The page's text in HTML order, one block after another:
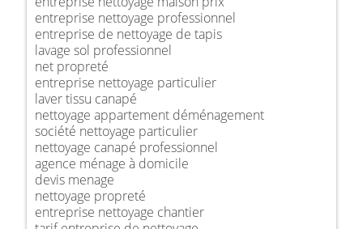
entreprise nettoyage professionnel
entreprise de nettoyage de tapis
lavage sol professionnel
net propreté
entreprise nettoyage particulier
laver tissu canapé
nettoyage appartement déménagement
société nettoyage particulier
nettoyage canapé professionnel
agence ménage à domicile
devis menage
nettoyage propreté
entreprise nettoyage chantier